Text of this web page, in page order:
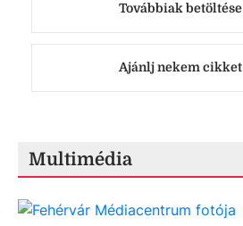
Továbbiak betöltése
Ajánlj nekem cikket
Multimédia